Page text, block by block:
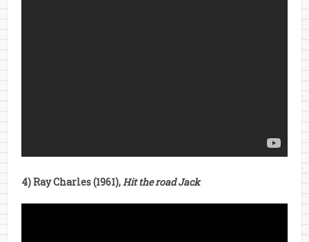
4) Ray Charles (1961),Hit the road Jack